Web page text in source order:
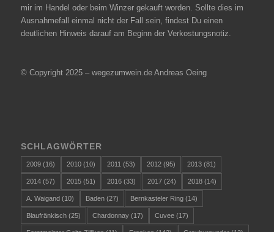
mir im Handel oder beim Winzer gekauft worden. Sollte dies im
Ausnahmefall einmal nicht der Fall sein, findest Du einen
deutlichen Hinweis darauf am Beginn der Verkostungsnotiz.
© Copyright 2025 – wegezumwein.de Andreas Oeing
SCHLAGWÖRTER
2009(16) 2010(10) 2011 (53) 2012(95) 2013(81)
2014(57) 2015(51) 2016(33) 2017(24) 2018(14)
A. Waigand(10) Baden(27) Bernkasteler Ring(14)
Blaufränkisch(25) Chardonnay(17) Cuvee(17)